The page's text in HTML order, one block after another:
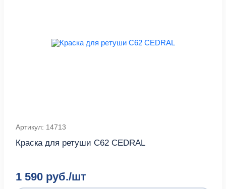
Артикул: 14713
Краска для ретуши С62 CEDRAL
1 590 руб./шт